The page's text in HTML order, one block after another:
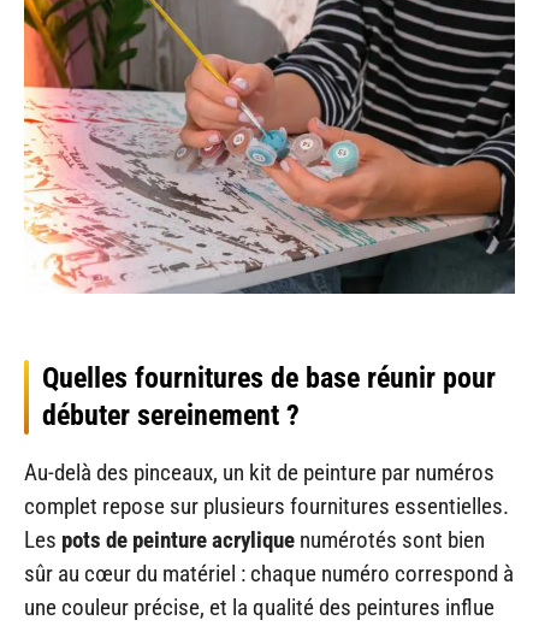
Quelles fournitures de base réunir pour
débuter sereinement ?
Au-delà des pinceaux, un kit de peinture par numéros
complet repose sur plusieurs fournitures essentielles.
Les pots de peinture acrylique numérotés sont bien
sûr au cœur du matériel : chaque numéro correspond à
une couleur précise, et la qualité des peintures influe